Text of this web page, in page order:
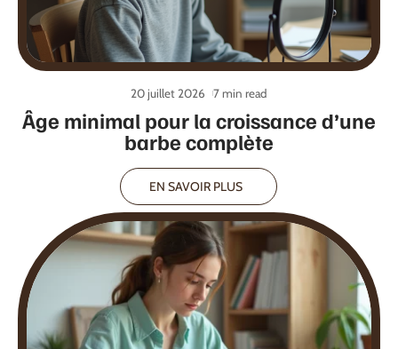
Âge minimal pour la croissance d’une
barbe complète
20 juillet 2026 7 min read
EN SAVOIR PLUS